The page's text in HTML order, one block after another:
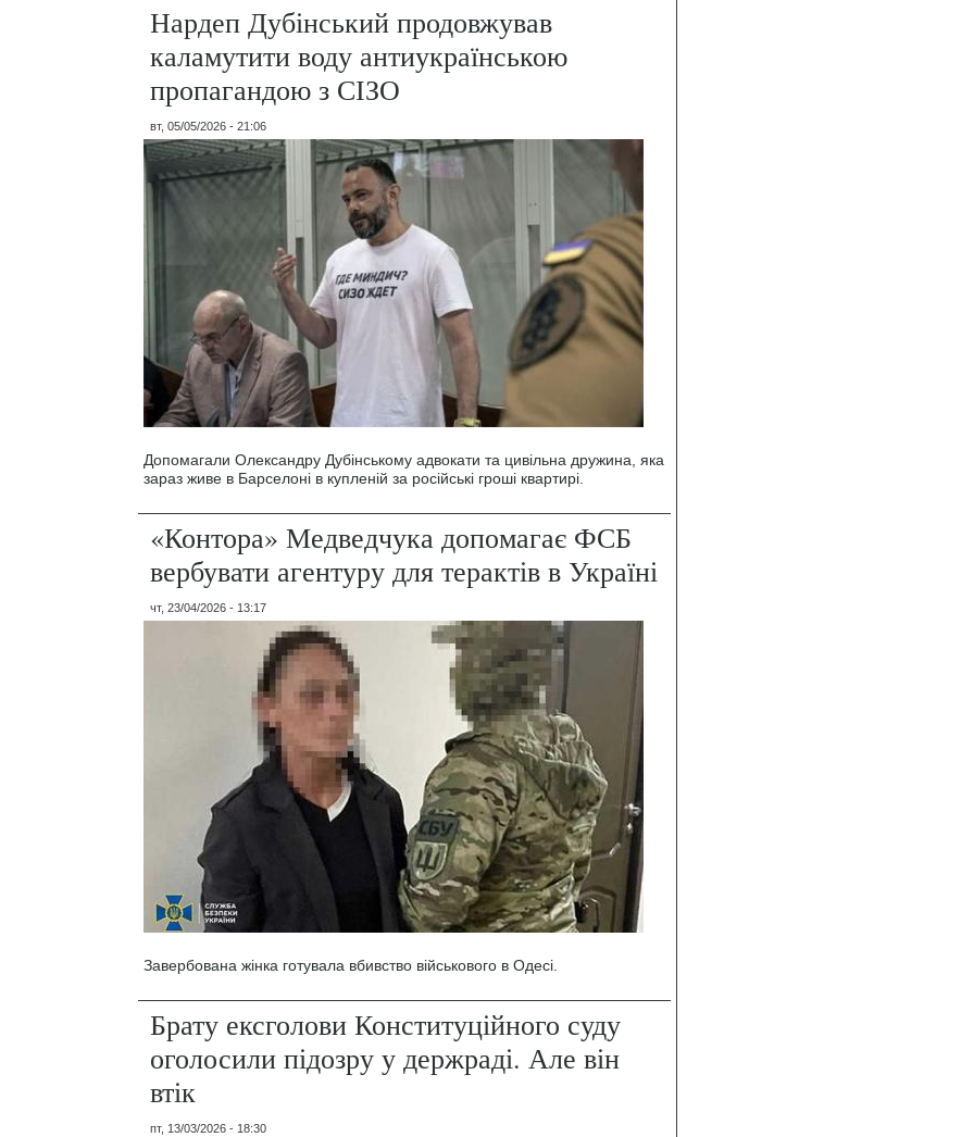
Нардеп Дубінський продовжував
каламутити воду антиукраїнською
пропагандою з СІЗО
вт, 05/05/2026 - 21:06
Допомагали Олександру Дубінському адвокати та цивільна дружина, яка
зараз живе в Барселоні в купленій за російські гроші квартирі.
«Контора» Медведчука допомагає ФСБ
вербувати агентуру для терактів в Україні
чт, 23/04/2026 - 13:17
Завербована жінка готувала вбивство військового в Одесі.
Брату ексголови Конституційного суду
оголосили підозру у держраді. Але він
втік
пт, 13/03/2026 - 18:30